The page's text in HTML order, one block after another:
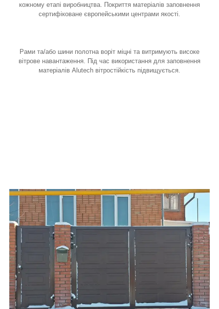
кожному етапі виробництва. Покриття матеріалів заповнення
сертифіковане європейськими центрами якості.
Рами та/або шини полотна воріт міцні та витримують високе
вітрове навантаження. Під час використання для заповнення
матеріалів Alutech вітростійкість підвищується.